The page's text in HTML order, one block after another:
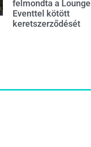
felmondta a Lounge
Eventtel kötött
keretszerződését